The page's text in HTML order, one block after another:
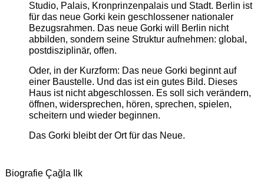
Studio, Palais, Kronprinzenpalais und Stadt. Berlin ist
für das neue Gorki kein geschlossener nationaler
Bezugsrahmen. Das neue Gorki will Berlin nicht
abbilden, sondern seine Struktur aufnehmen: global,
postdisziplinär, offen.
Oder, in der Kurzform: Das neue Gorki beginnt auf
einer Baustelle. Und das ist ein gutes Bild. Dieses
Haus ist nicht abgeschlossen. Es soll sich verändern,
öffnen, widersprechen, hören, sprechen, spielen,
scheitern und wieder beginnen.
Das Gorki bleibt der Ort für das Neue.
Biografie Çağla Ilk